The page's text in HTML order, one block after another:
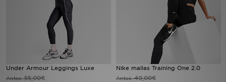
Under Armour Leggings Luxe
Antes55,00€
Nike mallas Training One 2.0
Antes40,00€
TARJETA REGALO